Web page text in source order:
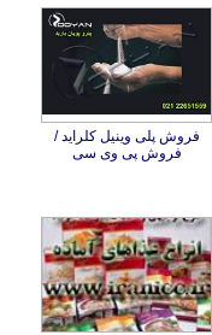
فروش پلی وینیل کلراید /
فروش پی وی سی